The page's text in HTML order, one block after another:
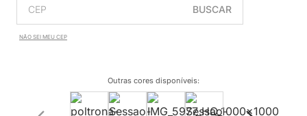
BUSCAR
NÃO SEI MEU CEP
Outras cores disponíveis: